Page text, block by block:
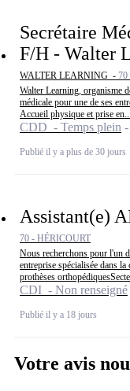
Secrétaire
F/H - Walter
WALTER LEARNING - 70
Walter Learning, organisme
médicale pour une de ses
Accueil physique et prise en...
CDD - Temps plein
Publié il y a plus de 30 jours
Assistant(e)
70 - HÉRICOURT
Nous recherchons pour l'un
entreprise spécialisée dans
prothèses
CDI - Non renseigné
Publié il y a 18 jours
Votre avis